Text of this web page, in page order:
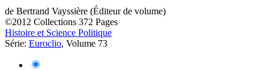
de Bertrand Vayssière (Éditeur de volume)
©2012 Collections 372 Pages
Histoire et Science Politique
Série: Euroclio, Volume 73